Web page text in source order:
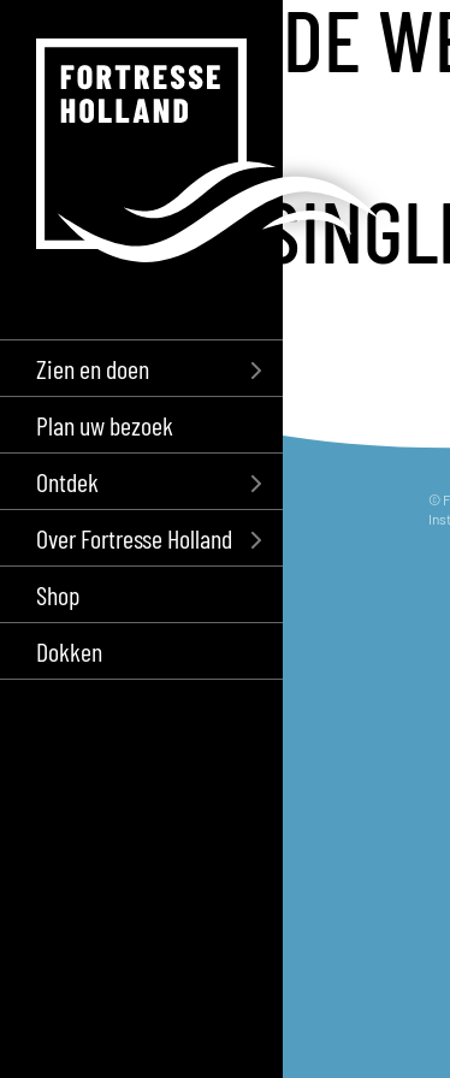
Zien en doen
Plan uw bezoek
Ontdek
Over Fortresse Holland
Shop
Dokken
DE
©